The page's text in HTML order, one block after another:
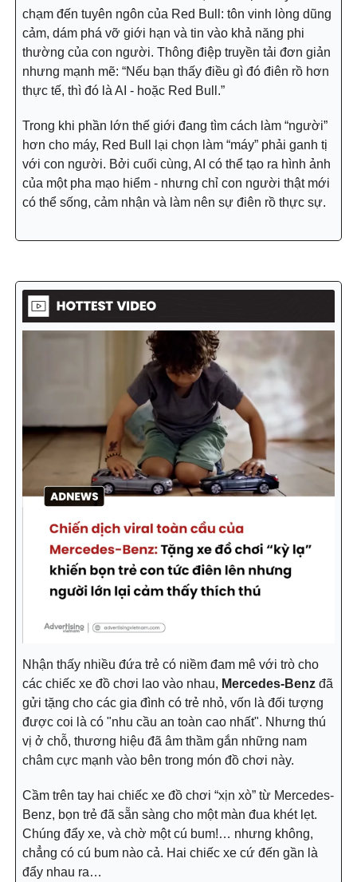
chạm đến tuyên ngôn của Red Bull: tôn vinh lòng dũng
cảm, dám phá vỡ giới hạn và tin vào khả năng phi
thường của con người. Thông điệp truyền tải đơn giản
nhưng mạnh mẽ: “Nếu bạn thấy điều gì đó điên rồ hơn
thực tế, thì đó là AI - hoặc Red Bull.”
Trong khi phần lớn thế giới đang tìm cách làm “người”
hơn cho máy, Red Bull lại chọn làm “máy” phải ganh tị
với con người. Bởi cuối cùng, AI có thể tạo ra hình ảnh
của một pha mạo hiểm - nhưng chỉ con người thật mới
có thể sống, cảm nhận và làm nên sự điên rồ thực sự.
Nhận thấy nhiều đứa trẻ có niềm đam mê với trò cho
các chiếc xe đồ chơi lao vào nhau, Mercedes-Benz đã
gửi tặng cho các gia đình có trẻ nhỏ, vốn là đối tượng
được coi là có "nhu cầu an toàn cao nhất". Nhưng thú
vị ở chỗ, thương hiệu đã âm thầm gắn những nam
châm cực mạnh vào bên trong món đồ chơi này.
Cầm trên tay hai chiếc xe đồ chơi “xịn xò” từ Mercedes-
Benz, bọn trẻ đã sẵn sàng cho một màn đua khét lẹt.
Chúng đẩy xe, và chờ một cú bum!… nhưng không,
chẳng có cú bum nào cả. Hai chiếc xe cứ đến gần là
đẩy nhau ra…